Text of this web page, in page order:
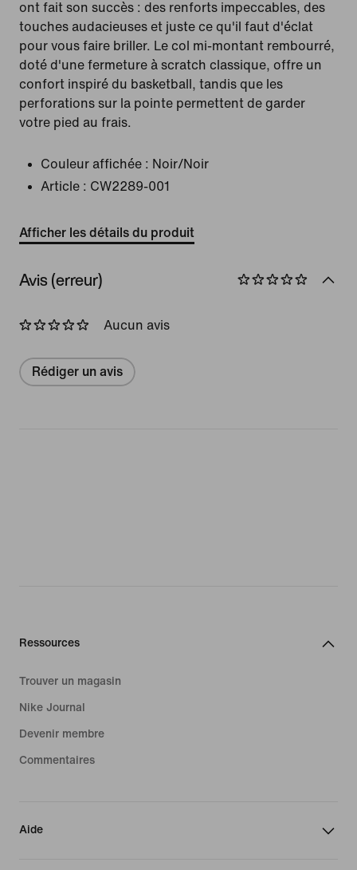
ont fait son succès : des renforts impeccables, des
touches audacieuses et juste ce qu'il faut d'éclat
pour vous faire briller. Le col mi-montant rembourré,
doté d'une fermeture à scratch classique, offre un
confort inspiré du basketball, tandis que les
perforations sur la pointe permettent de garder
votre pied au frais.
Couleur affichée : Noir/Noir
Article : CW2289-001
Afficher les détails du produit
Avis (erreur)
Aucun avis
Rédiger un avis
Ressources
Trouver un magasin
Nike Journal
Devenir membre
Commentaires
Aide